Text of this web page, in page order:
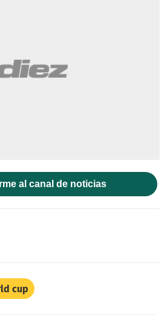
al canal de noticias
cup